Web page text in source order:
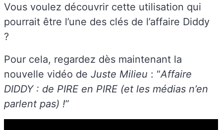
Vous voulez découvrir cette utilisation qui
pourrait être l’une des clés de l’affaire Diddy
?
Pour cela, regardez dès maintenant la
nouvelle vidéo de Juste Milieu : “Affaire
DIDDY : de PIRE en PIRE (et les médias n’en
parlent pas) !”